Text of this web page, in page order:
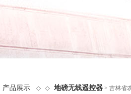
产品展示 ◇ ◇ 地磅无线遥控器 > 吉林省